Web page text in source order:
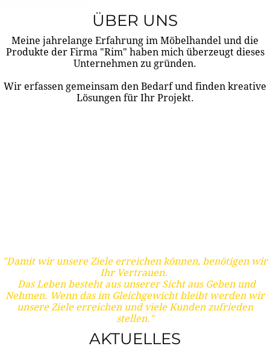
ÜBER UNS
Meine jahrelange Erfahrung im Möbelhandel und die
Produkte der Firma "Rim" haben mich überzeugt dieses
Unternehmen zu gründen.
Wir erfassen gemeinsam den Bedarf und finden kreative
Lösungen für Ihr Projekt.
"Damit wir unsere Ziele erreichen können, benötigen wir
Ihr Vertrauen.
Das Leben besteht aus unserer Sicht aus Geben und
Nehmen. Wenn das im Gleichgewicht bleibt werden wir
unsere Ziele erreichen und viele Kunden zufrieden
stellen."
AKTUELLES